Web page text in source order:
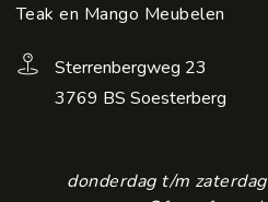
Teak en Mango Meubelen
Sterrenbergweg 23
3769 BS Soesterberg
donderdag t/m zaterdag